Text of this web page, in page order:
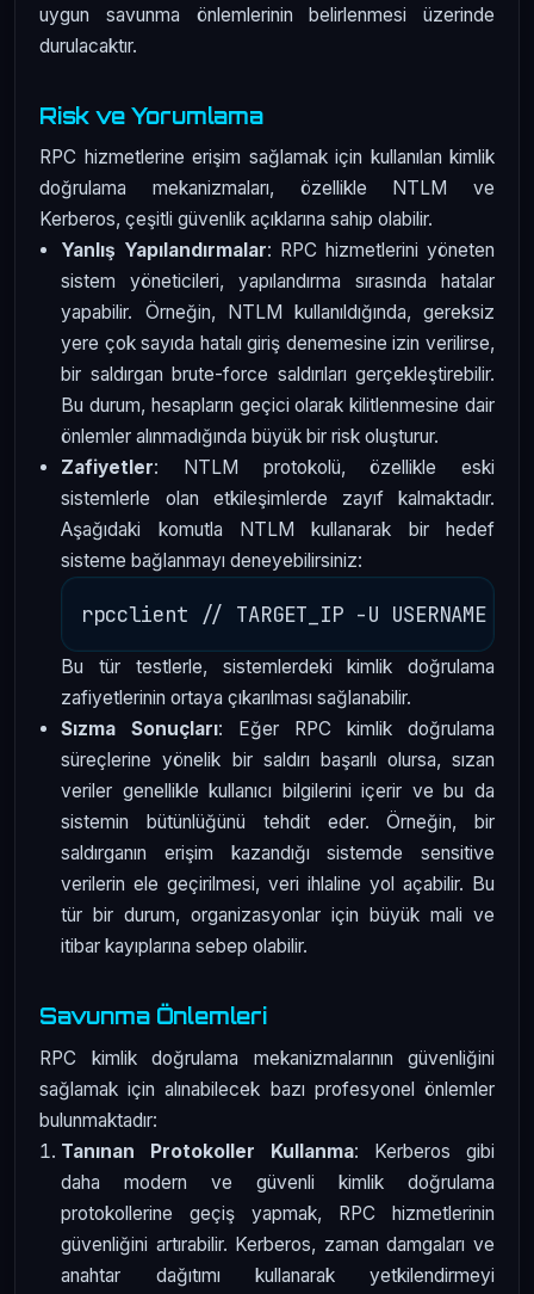
uygun savunma önlemlerinin belirlenmesi üzerinde
durulacaktır.
Risk ve Yorumlama
RPC hizmetlerine erişim sağlamak için kullanılan kimlik
doğrulama mekanizmaları, özellikle NTLM ve
Kerberos, çeşitli güvenlik açıklarına sahip olabilir.
Yanlış Yapılandırmalar: RPC hizmetlerini yöneten
sistem yöneticileri, yapılandırma sırasında hatalar
yapabilir. Örneğin, NTLM kullanıldığında, gereksiz
yere çok sayıda hatalı giriş denemesine izin verilirse,
bir saldırgan brute-force saldırıları gerçekleştirebilir.
Bu durum, hesapların geçici olarak kilitlenmesine dair
önlemler alınmadığında büyük bir risk oluşturur.
Zafiyetler: NTLM protokolü, özellikle eski
sistemlerle olan etkileşimlerde zayıf kalmaktadır.
Aşağıdaki komutla NTLM kullanarak bir hedef
sisteme bağlanmayı deneyebilirsiniz:
Bu tür testlerle, sistemlerdeki kimlik doğrulama
zafiyetlerinin ortaya çıkarılması sağlanabilir.
Sızma Sonuçları: Eğer RPC kimlik doğrulama
süreçlerine yönelik bir saldırı başarılı olursa, sızan
veriler genellikle kullanıcı bilgilerini içerir ve bu da
sistemin bütünlüğünü tehdit eder. Örneğin, bir
saldırganın erişim kazandığı sistemde sensitive
verilerin ele geçirilmesi, veri ihlaline yol açabilir. Bu
tür bir durum, organizasyonlar için büyük mali ve
itibar kayıplarına sebep olabilir.
Savunma Önlemleri
RPC kimlik doğrulama mekanizmalarının güvenliğini
sağlamak için alınabilecek bazı profesyonel önlemler
bulunmaktadır:
Tanınan Protokoller Kullanma: Kerberos gibi
daha modern ve güvenli kimlik doğrulama
protokollerine geçiş yapmak, RPC hizmetlerinin
güvenliğini artırabilir. Kerberos, zaman damgaları ve
anahtar dağıtımı kullanarak yetkilendirmeyi